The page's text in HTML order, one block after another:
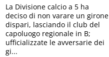
La Divisione calcio a 5 ha
deciso di non varare un girone
dispari, lasciando il club del
capoluogo regionale in B;
ufficializzate le avversarie dei
gi...